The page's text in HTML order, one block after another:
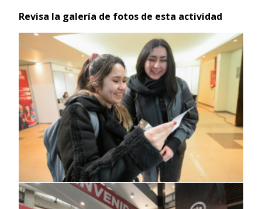
Revisa la galería de fotos de esta actividad